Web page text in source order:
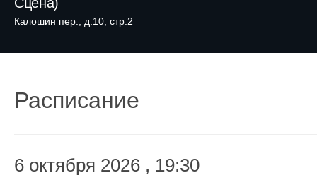
Калошин пер., д.10, стр.2
Расписание
6 октября 2026 , 19:30